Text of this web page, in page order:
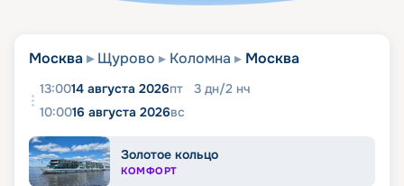
Москва Щурово Коломна Москва
13:0014 августа 2026пт 3 дн/2 нч
10:0016 августа 2026вс
Золотое кольцо
КОМФОРТ